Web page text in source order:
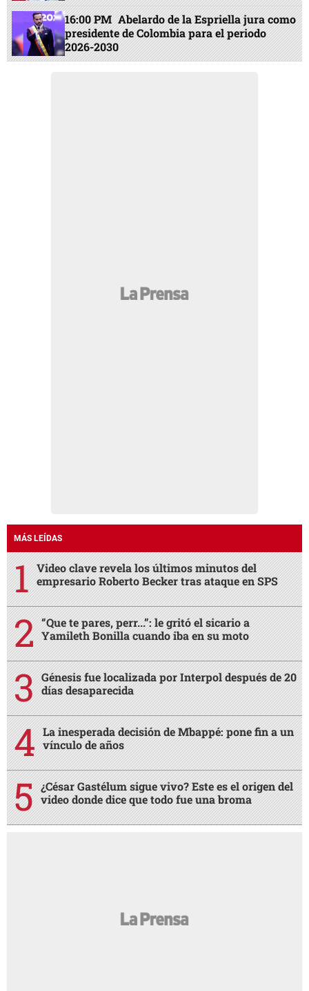
16:00 PM Abelardo de la Espriella jura como
presidente de Colombia para el periodo
2026-2030
MÁS LEÍDAS
Video clave revela los últimos minutos del
empresario Roberto Becker tras ataque en SPS
“Que te pares, perr...”: le gritó el sicario a
Yamileth Bonilla cuando iba en su moto
Génesis fue localizada por Interpol después de 20
días desaparecida
La inesperada decisión de Mbappé: pone fin a un
vínculo de años
¿César Gastélum sigue vivo? Este es el origen del
video donde dice que todo fue una broma